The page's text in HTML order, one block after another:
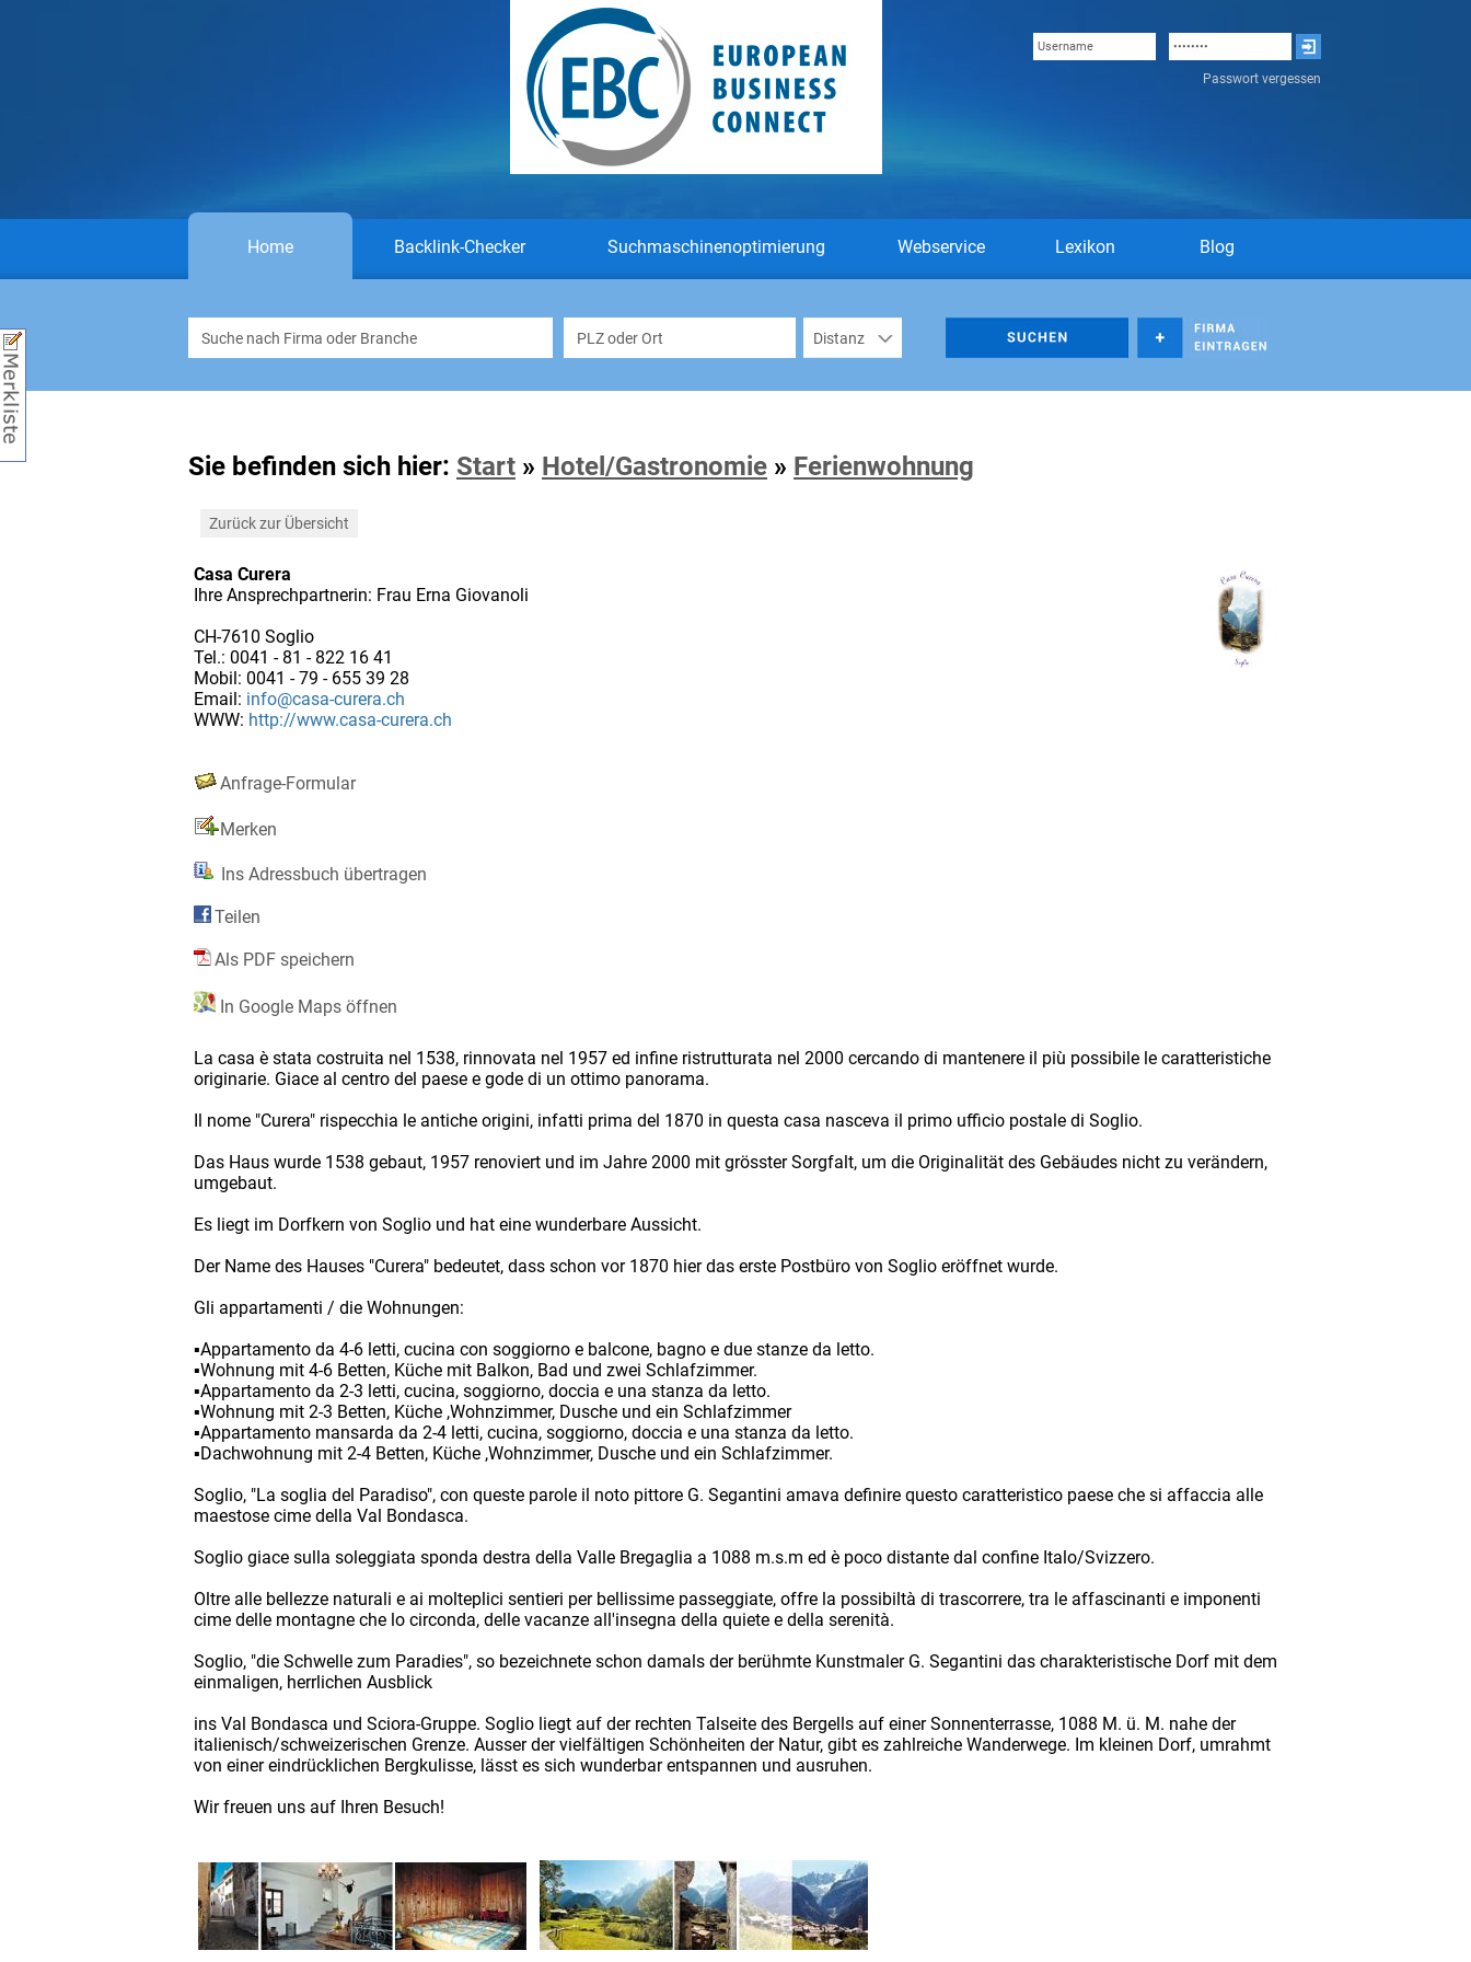
Passwort vergessen
Home Backlink-Checker Suchmaschinenoptimierung Webservice Lexikon Blog
Sie befinden sich hier: Start » Hotel/Gastronomie » Ferienwohnung
Zurück zur Übersicht
Casa Curera
Ihre Ansprechpartnerin: Frau Erna Giovanoli
CH-7610 Soglio
Tel.: 0041 - 81 - 822 16 41
Mobil: 0041 - 79 - 655 39 28
Email: info@casa-curera.ch
WWW: http://www.casa-curera.ch
Anfrage-Formular
Merken
Ins Adressbuch übertragen
Teilen
Als PDF speichern
In Google Maps öffnen
La casa è stata costruita nel 1538, rinnovata nel 1957 ed infine ristrutturata nel 2000 cercando di mantenere il più possibile le caratteristiche
originarie. Giace al centro del paese e gode di un ottimo panorama.
Il nome "Curera" rispecchia le antiche origini, infatti prima del 1870 in questa casa nasceva il primo ufficio postale di Soglio.
Das Haus wurde 1538 gebaut, 1957 renoviert und im Jahre 2000 mit grösster Sorgfalt, um die Originalität des Gebäudes nicht zu verändern,
umgebaut.
Es liegt im Dorfkern von Soglio und hat eine wunderbare Aussicht.
Der Name des Hauses "Curera" bedeutet, dass schon vor 1870 hier das erste Postbüro von Soglio eröffnet wurde.
Gli appartamenti / die Wohnungen:
▪Appartamento da 4-6 letti, cucina con soggiorno e balcone, bagno e due stanze da letto.
▪Wohnung mit 4-6 Betten, Küche mit Balkon, Bad und zwei Schlafzimmer.
▪Appartamento da 2-3 letti, cucina, soggiorno, doccia e una stanza da letto.
▪Wohnung mit 2-3 Betten, Küche ,Wohnzimmer, Dusche und ein Schlafzimmer
▪Appartamento mansarda da 2-4 letti, cucina, soggiorno, doccia e una stanza da letto.
▪Dachwohnung mit 2-4 Betten, Küche ,Wohnzimmer, Dusche und ein Schlafzimmer.
Soglio, "La soglia del Paradiso", con queste parole il noto pittore G. Segantini amava definire questo caratteristico paese che si affaccia alle
maestose cime della Val Bondasca.
Soglio giace sulla soleggiata sponda destra della Valle Bregaglia a 1088 m.s.m ed è poco distante dal confine Italo/Svizzero.
Oltre alle bellezze naturali e ai molteplici sentieri per bellissime passeggiate, offre la possibiltà di trascorrere, tra le affascinanti e imponenti
cime delle montagne che lo circonda, delle vacanze all'insegna della quiete e della serenità.
Soglio, "die Schwelle zum Paradies", so bezeichnete schon damals der berühmte Kunstmaler G. Segantini das charakteristische Dorf mit dem
einmaligen, herrlichen Ausblick
ins Val Bondasca und Sciora-Gruppe. Soglio liegt auf der rechten Talseite des Bergells auf einer Sonnenterrasse, 1088 M. ü. M. nahe der
italienisch/schweizerischen Grenze. Ausser der vielfältigen Schönheiten der Natur, gibt es zahlreiche Wanderwege. Im kleinen Dorf, umrahmt
von einer eindrücklichen Bergkulisse, lässt es sich wunderbar entspannen und ausruhen.
Wir freuen uns auf Ihren Besuch!